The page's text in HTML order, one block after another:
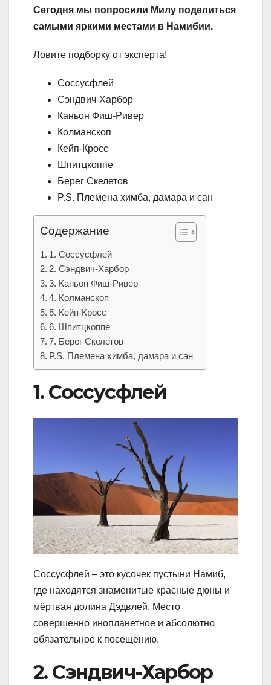
Сегодня мы попросили Милу поделиться
самыми яркими местами в Намибии.
Ловите подборку от эксперта!
Соссусфлей
Сэндвич-Харбор
Каньон Фиш-Ривер
Колманскоп
Кейп-Кросс
Шпитцкоппе
Берег Скелетов
P.S. Племена химба, дамара и сан
Содержание
1. Соссусфлей
2. Сэндвич-Харбор
3. Каньон Фиш-Ривер
4. Колманскоп
5. Кейп-Кросс
6. Шпитцкоппе
7. Берег Скелетов
P.S. Племена химба, дамара и сан
1. Соссусфлей
Соссусфлей – это кусочек пустыни Намиб,
где находятся знаменитые красные дюны и
мёртвая долина Дэдвлей. Место
совершенно инопланетное и абсолютно
обязательное к посещению.
2. Сэндвич-Харбор